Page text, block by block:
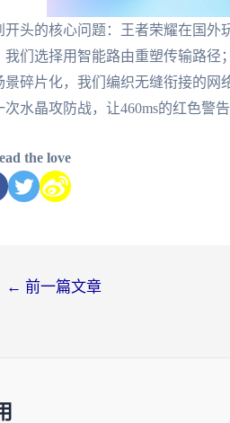
开头的核心问题：王者荣耀在国
我们选择用智能路由重塑传输路径
景碎片化，我们编织无缝衔接的网
次水晶攻防战，让460ms的红色警
the love
← 前一篇文章